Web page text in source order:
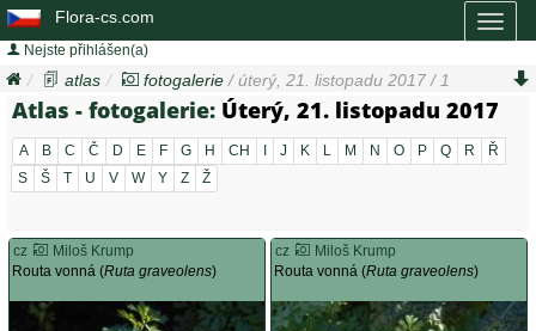
Flora-cs.com
Nejste přihlášen(a)
atlas fotogalerie / úterý, 21. listopadu 2017 / 1
Atlas - fotogalerie: Úterý, 21. listopadu 2017
A B C Č D E F G H CH J K L M N O P Q R
Ř
S
Š T U V W Y Z Ž
cz
Miloš Krump
Routa vonná (Ruta graveolens)
cz
Miloš Krump
Routa vonná (Ruta graveolens)